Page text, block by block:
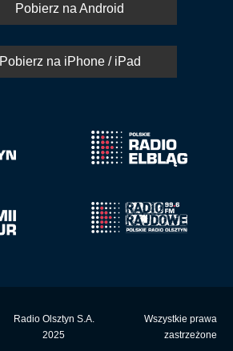
Pobierz na Android
Pobierz na iPhone / iPad
Radio Olsztyn S.A.
2025
Wszystkie prawa
zastrzeżone